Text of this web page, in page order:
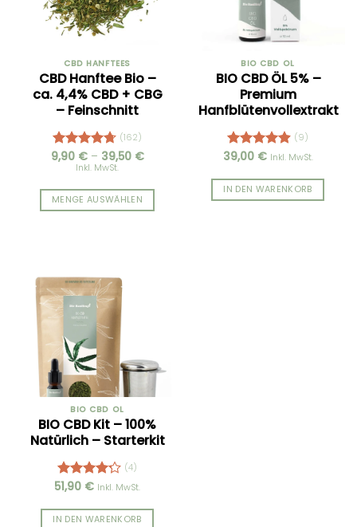
CBD HANFTEES
CBD Hanftee Bio –
ca. 4,4% CBD + CBG
– Feinschnitt
Bewertet
4.75
(162)
9,90 € – 39,50 €Preisspanne:
39,50 €
Inkl. MwSt.
MENGE AUSWÄHLEN
Varianten
auf.
Optionen
können
auf
der
Produktseite
gewählt
werden
BIO CBD ÖL
BIO CBD ÖL 5% –
Premium
Hanfblütenvollextrakt
Bewertet
von 5
(9)
39,00 € Inkl. MwSt.
IN DEN WARENKORB
BIO CBD ÖL
BIO CBD Kit – 100%
Natürlich – Starterkit
Bewertet
von 5
(4)
51,90 € Inkl. MwSt.
IN DEN WARENKORB